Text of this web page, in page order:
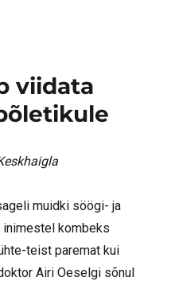
küllusliku peolaua ääres
viidata
muidki söögi- ja
kombeks
teist paremat kui
Airi Oeselgi sõnul